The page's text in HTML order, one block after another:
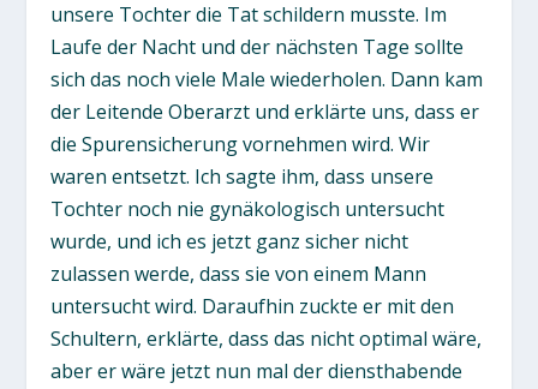
unsere Tochter die Tat schildern musste. Im
Laufe der Nacht und der nächsten Tage sollte
sich das noch viele Male wiederholen. Dann kam
der Leitende Oberarzt und erklärte uns, dass er
die Spurensicherung vornehmen wird. Wir
waren entsetzt. Ich sagte ihm, dass unsere
Tochter noch nie gynäkologisch untersucht
wurde, und ich es jetzt ganz sicher nicht
zulassen werde, dass sie von einem Mann
untersucht wird. Daraufhin zuckte er mit den
Schultern, erklärte, dass das nicht optimal wäre,
aber er wäre jetzt nun mal der diensthabende